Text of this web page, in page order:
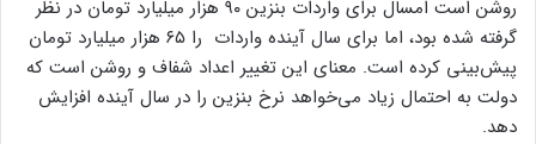
روشن است امسال برای واردات بنزین ۹۰ هزار میلیارد تومان در نظر
گرفته شده بود، اما برای سال آینده واردات را ۶۵ هزار میلیارد تومان
پیش‌بینی کرده است. معنای این تغییر اعداد شفاف و روشن است که
دولت به احتمال زیاد می‌خواهد نرخ بنزین را در سال آینده افزایش
دهد.